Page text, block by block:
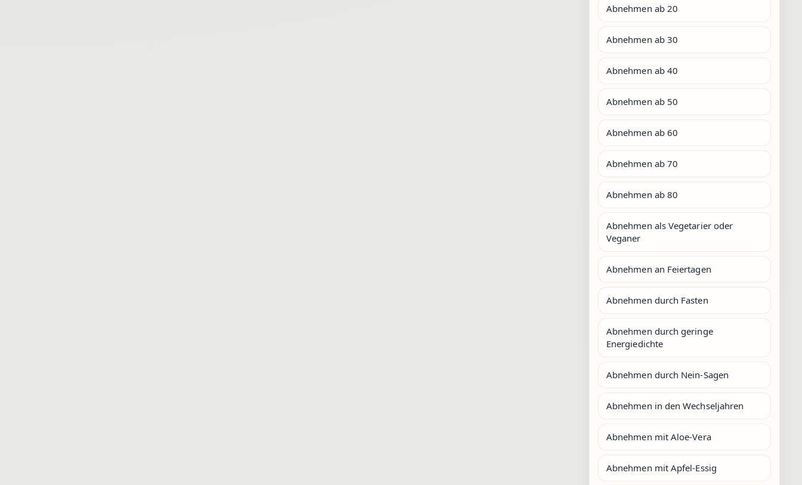
Abnehmen ab 20
Abnehmen ab 30
Abnehmen ab 40
Abnehmen ab 50
Abnehmen ab 60
Abnehmen ab 70
Abnehmen ab 80
Abnehmen als Vegetarier oder
Veganer
Abnehmen an Feiertagen
Abnehmen durch Fasten
Abnehmen durch geringe
Energiedichte
Abnehmen durch Nein-Sagen
Abnehmen in den Wechseljahren
Abnehmen mit Aloe-Vera
Abnehmen mit Apfel-Essig